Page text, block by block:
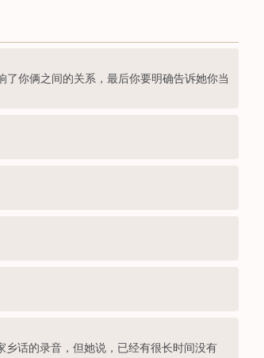
你俩之间的关系，最后你要明确告诉她你当
话的录音，但她说，已经有很长时间没有